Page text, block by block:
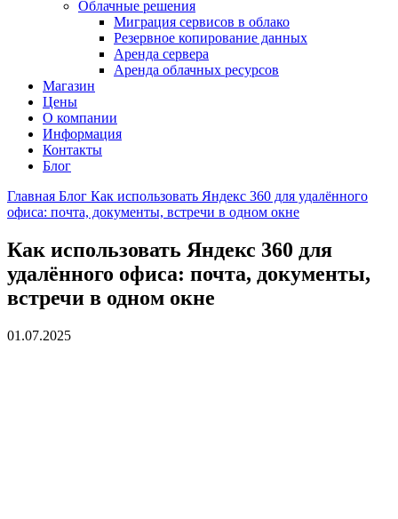
Облачные решения
Миграция сервисов в облако
Резервное копирование данных
Аренда сервера
Аренда облачных ресурсов
Магазин
Цены
О компании
Информация
Контакты
Блог
Главная Блог Как использовать Яндекс 360 для удалённого
офиса: почта, документы, встречи в одном окне
Как использовать Яндекс 360 для
удалённого офиса: почта, документы,
встречи в одном окне
01.07.2025